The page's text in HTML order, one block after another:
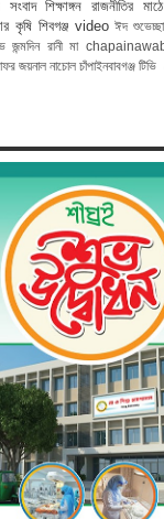
সংবাদ শিক্ষাঙ্গন রাজনীতির মাঠে
কৃষি শিবগঞ্জ video ঈদ শুভেচ্ছা
জন্মদিন রানী মা
জয়নাল নাচোল চাঁপাইনবাবগঞ্জ টিভি